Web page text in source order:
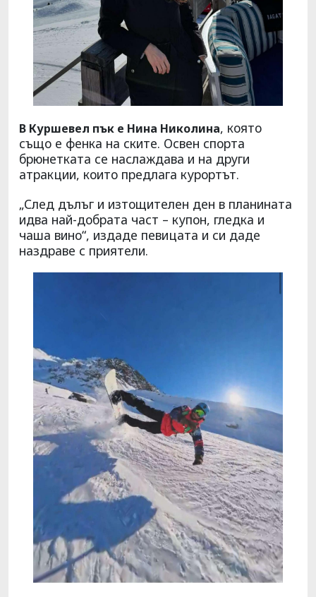
В Куршевел пък е Нина Николина, която
също е фенка на ските. Освен спорта
брюнетката се наслаждава и на други
атракции, които предлага курортът.
„След дълъг и изтощителен ден в планината
идва най-добрата част – купон, гледка и
чаша вино“, издаде певицата и си даде
наздраве с приятели.